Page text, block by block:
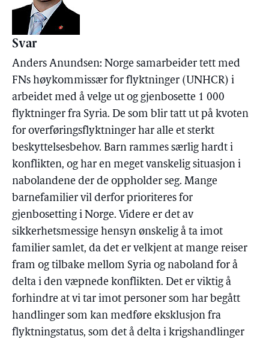
Svar
Anders Anundsen: Norge samarbeider tett med
FNs høykommissær for flyktninger (UNHCR) i
arbeidet med å velge ut og gjenbosette 1 000
flyktninger fra Syria. De som blir tatt ut på kvoten
for overføringsflyktninger har alle et sterkt
beskyttelsesbehov. Barn rammes særlig hardt i
konflikten, og har en meget vanskelig situasjon i
nabolandene der de oppholder seg. Mange
barnefamilier vil derfor prioriteres for
gjenbosetting i Norge. Videre er det av
sikkerhetsmessige hensyn ønskelig å ta imot
familier samlet, da det er velkjent at mange reiser
fram og tilbake mellom Syria og naboland for å
delta i den væpnede konflikten. Det er viktig å
forhindre at vi tar imot personer som har begått
handlinger som kan medføre eksklusjon fra
flyktningstatus, som det å delta i krigshandlinger